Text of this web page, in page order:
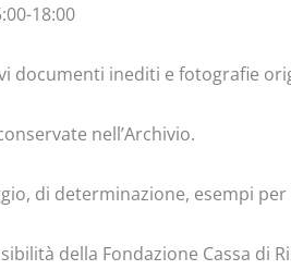
18:00
documenti inediti e fotografie
nell’Archivio.
di determinazione, esempi
della Fondazione Cassa di